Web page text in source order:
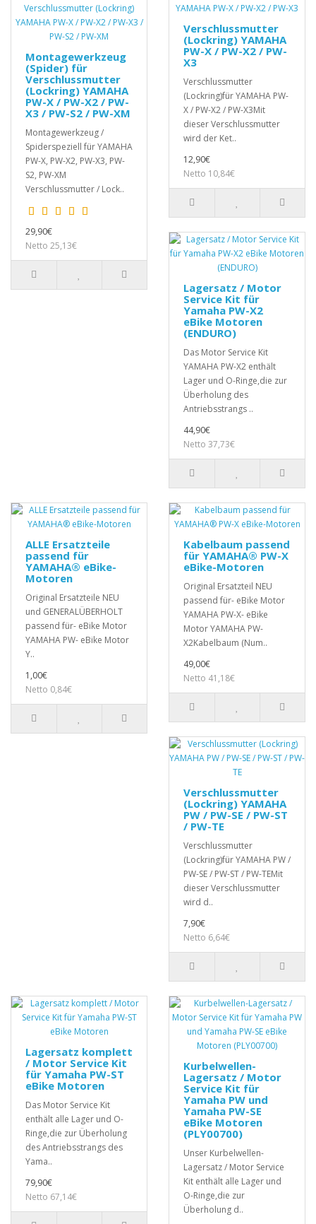
Montagewerkzeug
(Spider) für
Verschlussmutter
(Lockring) YAMAHA
PW-X / PW-X2 / PW-
X3 / PW-S2 / PW-XM
Montagewerkzeug /
Spiderspeziell für YAMAHA
PW-X, PW-X2, PW-X3, PW-
S2, PW-XM
Verschlussmutter / Lock..
29,90€
Netto 25,13€
Verschlussmutter
(Lockring) YAMAHA
PW-X / PW-X2 / PW-
X3
Verschlussmutter
(Lockring)für YAMAHA PW-
X / PW-X2 / PW-X3Mit
dieser Verschlussmutter
wird der Ket..
12,90€
Netto 10,84€
Lagersatz / Motor
Service Kit für
Yamaha PW-X2
eBike Motoren
(ENDURO)
Das Motor Service Kit
YAMAHA PW-X2 enthält
Lager und O-Ringe,die zur
Überholung des
Antriebsstrangs ..
44,90€
Netto 37,73€
ALLE Ersatzteile
passend für
YAMAHA® eBike-
Motoren
Original Ersatzteile NEU
und GENERALÜBERHOLT
passend für- eBike Motor
YAMAHA PW- eBike Motor
Y..
1,00€
Netto 0,84€
Kabelbaum passend
für YAMAHA® PW-X
eBike-Motoren
Original Ersatzteil NEU
passend für- eBike Motor
YAMAHA PW-X- eBike
Motor YAMAHA PW-
X2Kabelbaum (Num..
49,00€
Netto 41,18€
Verschlussmutter
(Lockring) YAMAHA
PW / PW-SE / PW-ST
/ PW-TE
Verschlussmutter
(Lockring)für YAMAHA PW /
PW-SE / PW-ST / PW-TEMit
dieser Verschlussmutter
wird d..
7,90€
Netto 6,64€
Lagersatz komplett
/ Motor Service Kit
für Yamaha PW-ST
eBike Motoren
Das Motor Service Kit
enthält alle Lager und O-
Ringe,die zur Überholung
des Antriebsstrangs des
Yama..
79,90€
Netto 67,14€
Kurbelwellen-
Lagersatz / Motor
Service Kit für
Yamaha PW und
Yamaha PW-SE
eBike Motoren
(PLY00700)
Unser Kurbelwellen-
Lagersatz / Motor Service
Kit enthält alle Lager und
O-Ringe,die zur
Überholung d..